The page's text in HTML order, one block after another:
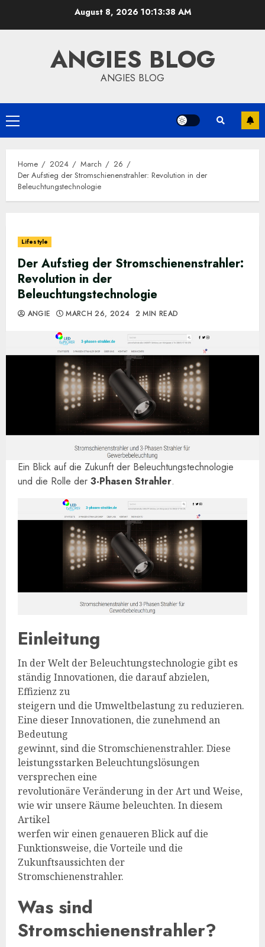
August 8, 2026 10:13:39 AM
ANGIES BLOG
ANGIES BLOG
Primary
Home 2024 March
26
Der Aufstieg der Stromschienenstrahler: Revolution in der
Beleuchtungstechnologie
Lifestyle
Der Aufstieg der Stromschienenstrahler:
Revolution in der
Beleuchtungstechnologie
ANGIE MARCH 26, 2024 2 MIN READ
Ein Blick auf die Zukunft der Beleuchtungstechnologie
und die Rolle der 3-Phasen Strahler.
Einleitung
In der Welt der Beleuchtungstechnologie gibt es
ständig Innovationen, die darauf abzielen,
Effizienz zu
steigern und die Umweltbelastung zu reduzieren.
Eine dieser Innovationen, die zunehmend an
Bedeutung
gewinnt, sind die Stromschienenstrahler. Diese
leistungsstarken Beleuchtungslösungen
versprechen eine
revolutionäre Veränderung in der Art und Weise,
wie wir unsere Räume beleuchten. In diesem
Artikel
werfen wir einen genaueren Blick auf die
Funktionsweise, die Vorteile und die
Zukunftsaussichten der
Stromschienenstrahler.
Was sind
Stromschienenstrahler?